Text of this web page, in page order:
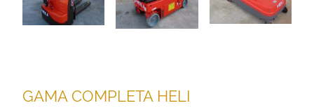
GAMA COMPLETA HELI